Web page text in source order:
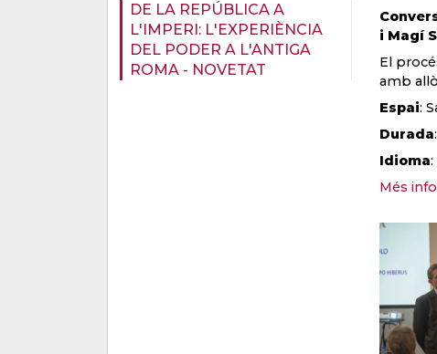
DE LA REPÚBLICA A
L'IMPERI: L'EXPERIÈNCIA
DEL PODER A L'ANTIGA
ROMA - NOVETAT
i Magí
El
amb
Espai:
Durada
Idioma:
Més